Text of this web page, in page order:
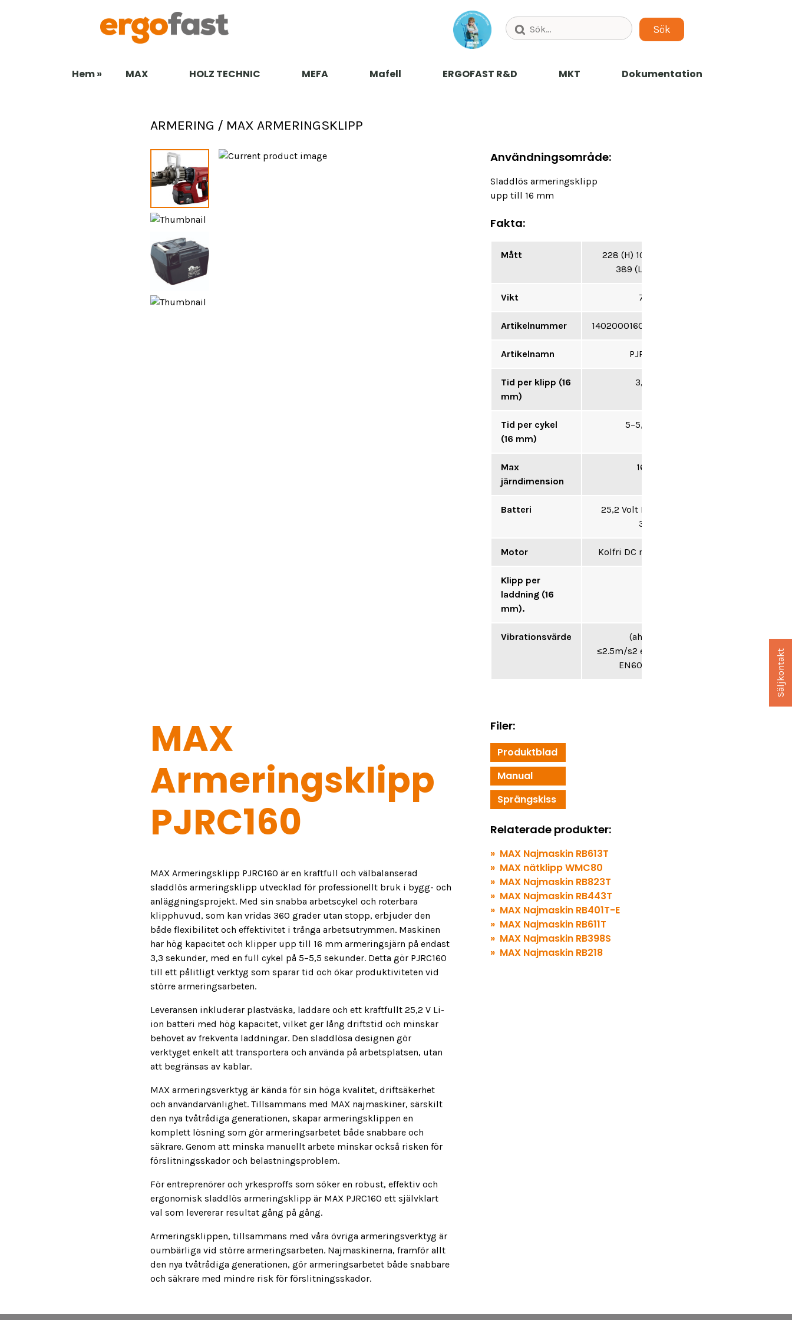
Hem » MAX HOLZ TECHNIC MEFA Mafell ERGOFAST R&D MKT Dokumentation
ARMERING / MAX ARMERINGSKLIPP
Användningsområde:
Sladdlös armeringsklipp
upp till 16 mm
Fakta:
Mått
228 (H) 100 (B)
389 (L) mm
Vikt 7,6 kg
Artikelnummer 14020001600010
Artikelnamn PJRC160
Tid per klipp (16
mm)
3,3 sek
Tid per cykel
(16 mm)
5–5,5 sek
Max
järndimension
16 mm
Batteri
25,2 Volt Li-Ion
3,0 Ah
Motor Kolfri DC motor
Klipp per
laddning (16
mm).
Vibrationsvärde
(ah, HD):
≤2.5m/s2 enligt
EN60745-1
MAX
Armeringsklipp
PJRC160
MAX Armeringsklipp PJRC160 är en kraftfull och välbalanserad
sladdlös armeringsklipp utvecklad för professionellt bruk i bygg- och
anläggningsprojekt. Med sin snabba arbetscykel och roterbara
klipphuvud, som kan vridas 360 grader utan stopp, erbjuder den
både flexibilitet och effektivitet i trånga arbetsutrymmen. Maskinen
har hög kapacitet och klipper upp till 16 mm armeringsjärn på endast
3,3 sekunder, med en full cykel på 5–5,5 sekunder. Detta gör PJRC160
till ett pålitligt verktyg som sparar tid och ökar produktiviteten vid
större armeringsarbeten.
Leveransen inkluderar plastväska, laddare och ett kraftfullt 25,2 V Li-
ion batteri med hög kapacitet, vilket ger lång driftstid och minskar
behovet av frekventa laddningar. Den sladdlösa designen gör
verktyget enkelt att transportera och använda på arbetsplatsen, utan
att begränsas av kablar.
MAX armeringsverktyg är kända för sin höga kvalitet, driftsäkerhet
och användarvänlighet. Tillsammans med MAX najmaskiner, särskilt
den nya tvåtrådiga generationen, skapar armeringsklippen en
komplett lösning som gör armeringsarbetet både snabbare och
säkrare. Genom att minska manuellt arbete minskar också risken för
förslitningsskador och belastningsproblem.
För entreprenörer och yrkesproffs som söker en robust, effektiv och
ergonomisk sladdlös armeringsklipp är MAX PJRC160 ett självklart
val som levererar resultat gång på gång.
Armeringsklippen, tillsammans med våra övriga armeringsverktyg är
oumbärliga vid större armeringsarbeten. Najmaskinerna, framför allt
den nya tvåtrådiga generationen, gör armeringsarbetet både snabbare
och säkrare med mindre risk för förslitningsskador.
Filer:
Produktblad
Manual
Sprängskiss
Relaterade produkter:
MAX Najmaskin RB613T
MAX nätklipp WMC80
MAX Najmaskin RB823T
MAX Najmaskin RB443T
MAX Najmaskin RB401T-E
MAX Najmaskin RB611T
MAX Najmaskin RB398S
MAX Najmaskin RB218
Säljkontakt